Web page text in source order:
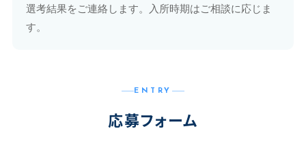
選考結果をご連絡します。入所時期はご相談に応じま
す。
ENTRY
応募フォーム